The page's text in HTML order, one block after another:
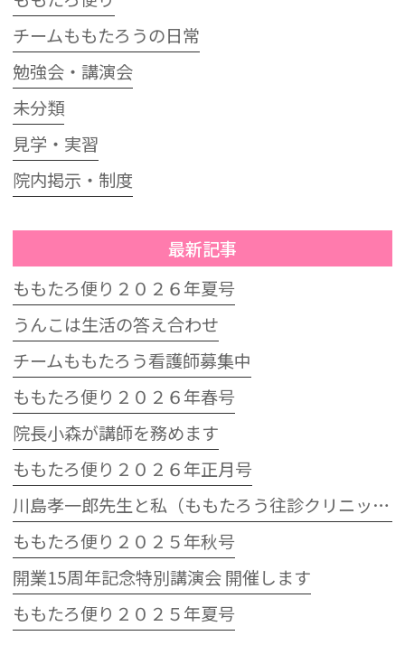
チームももたろうの日常
勉強会・講演会
未分類
見学・実習
院内掲示・制度
最新記事
ももたろ便り２０２６年夏号
うんこは生活の答え合わせ
チームももたろう看護師募集中
ももたろ便り２０２６年春号
院長小森が講師を務めます
ももたろ便り２０２６年正月号
川島孝一郎先生と私（ももたろう往診クリニック開院15周年記念特別講演会）
ももたろ便り２０２５年秋号
開業15周年記念特別講演会 開催します
ももたろ便り２０２５年夏号